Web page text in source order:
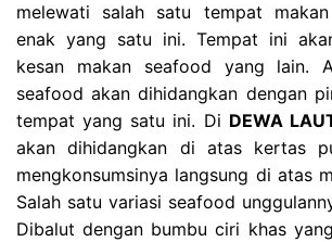
melewati salah satu tempat
enak yang satu ini. Tempat ini
kesan makan seafood yang lain.
seafood akan dihidangkan dengan
tempat yang satu ini. Di DEWA
akan dihidangkan di atas kertas
mengkonsumsinya langsung di atas
Salah satu variasi seafood
Dibalut dengan bumbu ciri khas